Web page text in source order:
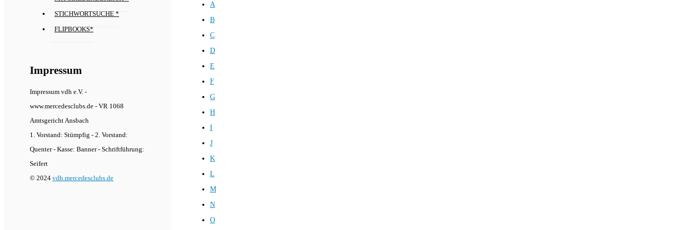
STICHWORTSUCHE *
FLIPBOOKS*
Impressum
Impressum vdh e.V. -
www.mercedesclubs.de - VR 1068
Amtsgericht Ansbach
1. Vorstand: Stümpfig - 2. Vorstand:
Quenter - Kasse: Banner - Schriftführung:
Seifert
© 2024 vdh.mercedesclubs.de
A
B
C
D
E
F
G
H
I
J
K
L
M
N
O